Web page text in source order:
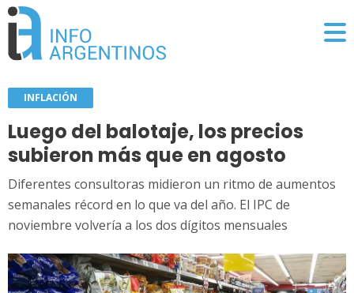
INFLACIÓN
Luego del balotaje, los precios
subieron más que en agosto
Diferentes consultoras midieron un ritmo de aumentos
semanales récord en lo que va del año. El IPC de
noviembre volvería a los dos dígitos mensuales